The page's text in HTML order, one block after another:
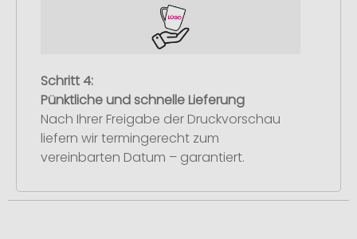
Schritt 4:
Pünktliche und schnelle Lieferung
Nach Ihrer Freigabe der Druckvorschau
liefern wir termingerecht zum
vereinbarten Datum – garantiert.